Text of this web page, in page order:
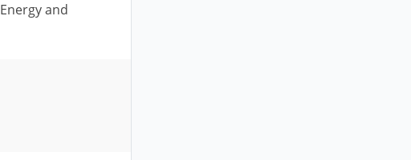
and